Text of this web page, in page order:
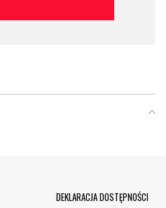
DEKLARACJA DOSTĘPNOŚCI